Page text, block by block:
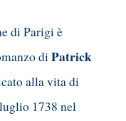
di Parigi è
di Patrick
alla vita di
1738 nel